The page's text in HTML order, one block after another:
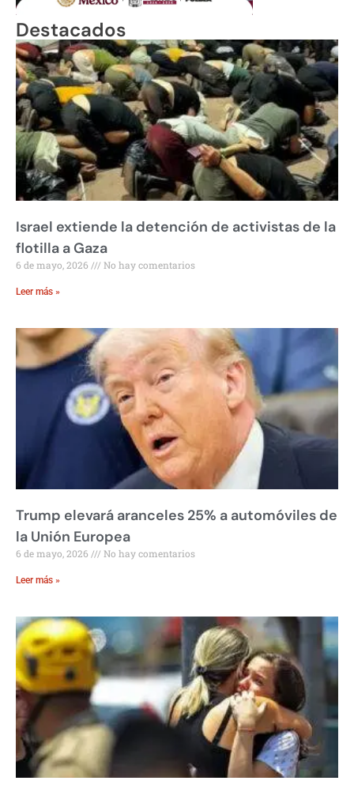
Destacados
Israel extiende la detención de activistas de la
flotilla a Gaza
6 de mayo, 2026 No hay comentarios
Leer más »
Trump elevará aranceles 25% a automóviles de
la Unión Europea
6 de mayo, 2026 No hay comentarios
Leer más »